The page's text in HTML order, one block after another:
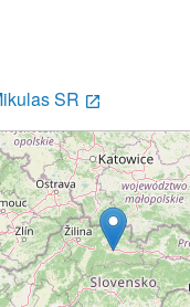
SR launch
Wird geladen...